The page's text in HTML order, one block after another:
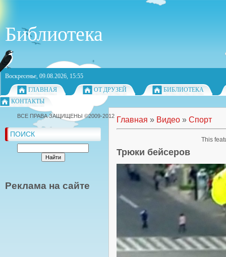
Библиотека
Воскресенье, 09.08.2026, 15:55
ГЛАВНАЯ
ОТ ДРУЗЕЙ
БИБЛИОТЕКА
КОНТАКТЫ
ПОИСК
Реклама на сайте
Главная » Видео » Спорт
Трюки бейсеров
ВСЕ ПРАВА ЗАЩИЩЕНЫ ©2009-2012
This